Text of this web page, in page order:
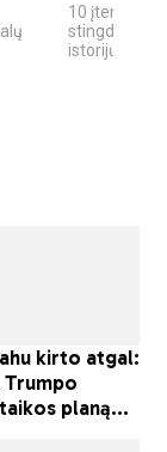
10 įtemptų,
stingdančių
istorijų